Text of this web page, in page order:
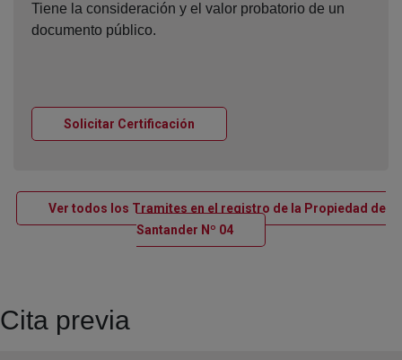
Tiene la consideración y el valor probatorio de un
documento público.
Solicitar Certificación
Ver todos los Tramites en el registro de la Propiedad de
Santander Nº 04Ventana nueva
Cita previa